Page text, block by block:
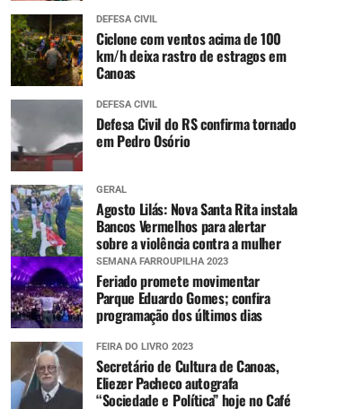
DEFESA CIVIL
Ciclone com ventos acima de 100
km/h deixa rastro de estragos em
Canoas
DEFESA CIVIL
Defesa Civil do RS confirma tornado
em Pedro Osório
GERAL
Agosto Lilás: Nova Santa Rita instala
Bancos Vermelhos para alertar
sobre a violência contra a mulher
SEMANA FARROUPILHA 2023
Feriado promete movimentar
Parque Eduardo Gomes; confira
programação dos últimos dias
FEIRA DO LIVRO 2023
Secretário de Cultura de Canoas,
Eliezer Pacheco autografa
“Sociedade e Política” hoje no Café